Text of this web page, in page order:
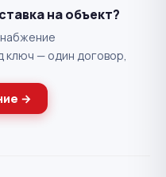
на объект?
ключ — один договор,
→